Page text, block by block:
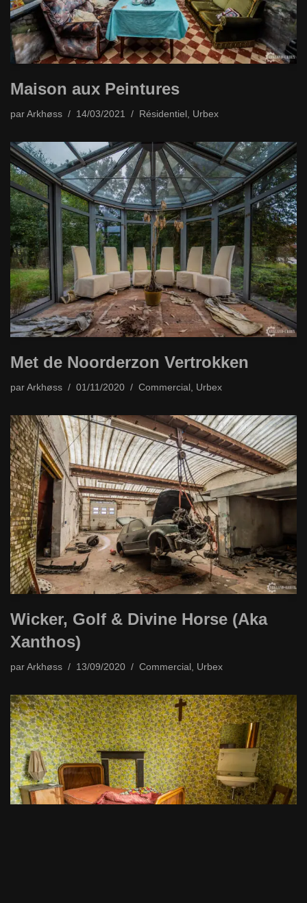
Maison aux Peintures
par Arkhøss 14/03/2021 Résidentiel Urbex
Met de Noorderzon Vertrokken
par Arkhøss 01/11/2020 Commercial Urbex
Wicker, Golf & Divine Horse (Aka
Xanthos)
par Arkhøss 13/09/2020 Commercial Urbex